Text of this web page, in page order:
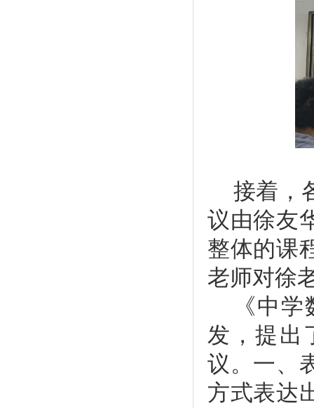
接着，
议由徐友
整体的课
老师对徐
《中
发，提出
议。一、
方式表达